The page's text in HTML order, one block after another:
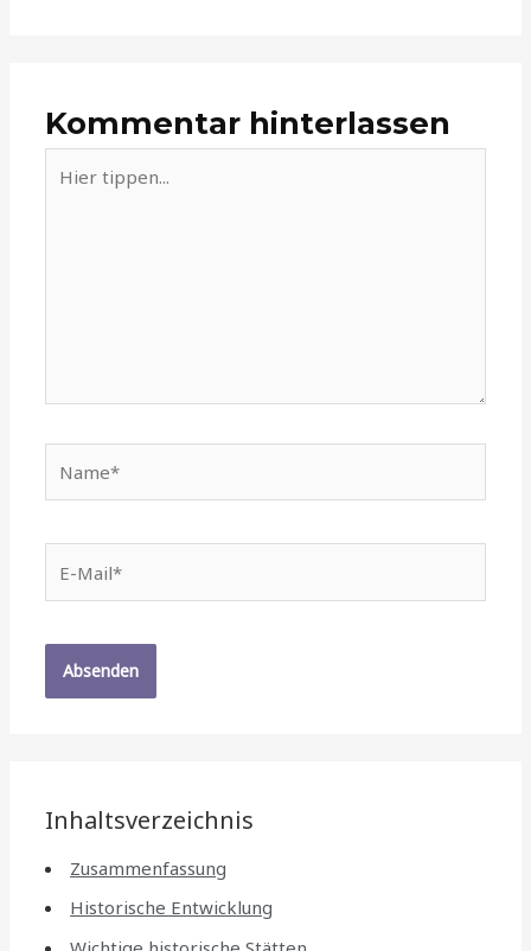
Kommentar hinterlassen
tippen...
Mail*
Inhaltsverzeichnis
Zusammenfassung
Historische Entwicklung